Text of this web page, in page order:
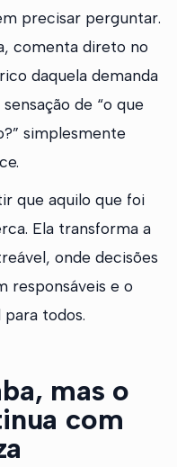
precisar perguntar.
comenta direto no
daquela demanda
de “o que
simplesmente
que aquilo que foi
Ela transforma a
onde decisões
responsáveis e o
todos.
mas o
com